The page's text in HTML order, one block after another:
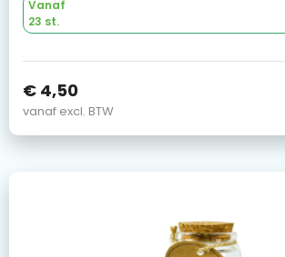
Vanaf
23 st.
€ 4,50
vanaf excl. BTW